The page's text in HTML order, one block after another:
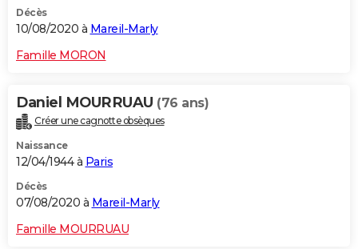
Décès
10/08/2020 à Mareil-Marly
Famille MORON
Daniel MOURRUAU (76 ans)
Créer une cagnotte obsèques
Naissance
12/04/1944 à Paris
Décès
07/08/2020 à Mareil-Marly
Famille MOURRUAU